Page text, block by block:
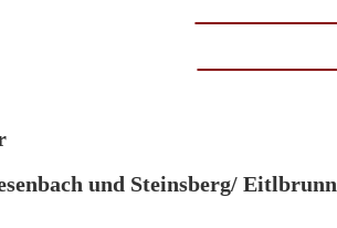
und Steinsberg/ Eitlbrunn